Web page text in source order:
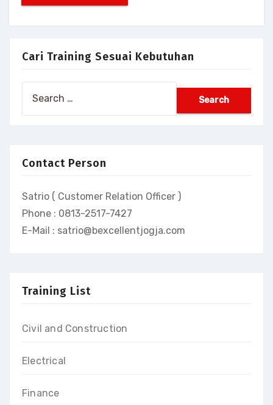
Cari Training Sesuai Kebutuhan
Contact Person
Satrio ( Customer Relation Officer )
Phone : 0813-2517-7427
E-Mail : satrio@bexcellentjogja.com
Training List
Civil and Construction
Electrical
Finance